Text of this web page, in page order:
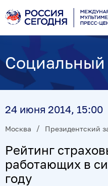
Социальный
24 июня 2014, 15:00
Москва Президентский
Рейтинг
работающих в
году